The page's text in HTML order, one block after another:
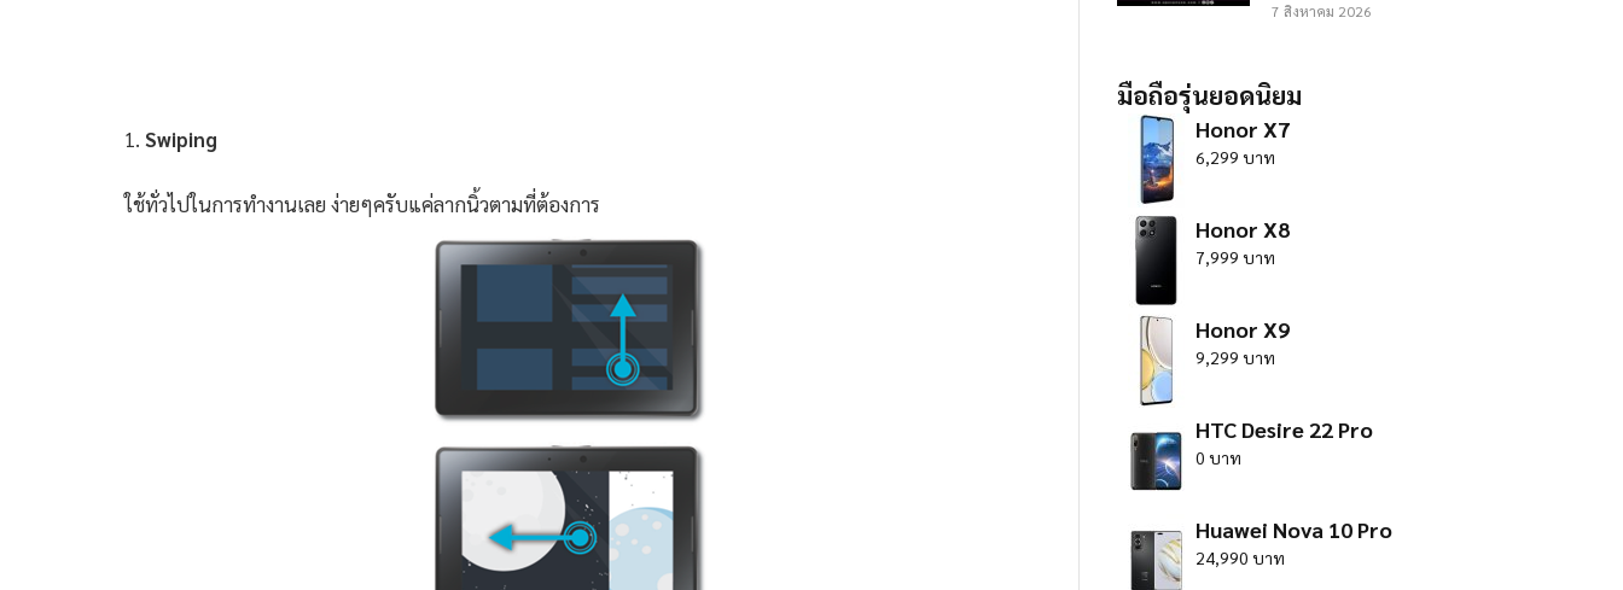
1. Swiping
ใช้ทั่วไปในการทำงานเลย ง่ายๆครับแค่ลากนิ้วตามที่ต้องการ
7 สิงหาคม 2026
มือถือรุ่นยอดนิยม
Honor X7
6,299 บาท
Honor X8
7,999 บาท
Honor X9
9,299 บาท
HTC Desire 22 Pro
0 บาท
Huawei Nova 10 Pro
24,990 บาท